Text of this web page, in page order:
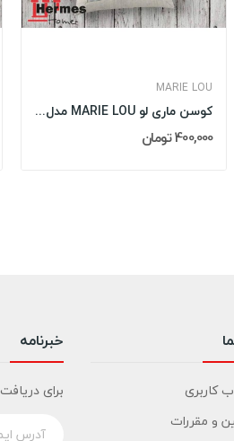
MARIE LOU
کوسن ماری لو MARIE LOU مدل: STORM
400,000 تومان
کاربری
و مقررات
خبرنامه
برای